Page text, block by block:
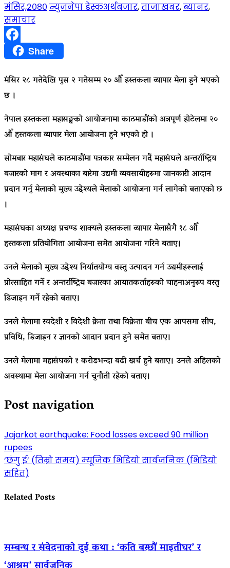
मंसिर,२०८० न्युजनेपा डेस्कअर्थबजार,ताजाखबर,ब्यानर,
समाचार
FacebookShare
मंसिर २८ गतेदेखि पुस २ गतेसम्म २० औँ हस्तकला व्यापार मेला हुने भएको
छ ।
नेपाल हस्तकला महासङ्घको आयोजनामा काठमाडौंको अन्नपूर्ण होटेलमा २०
औँ हस्तकला व्यापार मेला आयोजना हुने भएको हो ।
सोमबार महासंघले काठमाडौंमा पत्रकार सम्मेलन गर्दै महासंघले अन्तर्राष्ट्रिय
बजारको माग र अवस्थाका बारेमा उद्यमी व्यवसायीहरूमा जानकारी आदान
प्रदान गर्नु मेलाको मुख्य उद्देश्यले मेलाको आयोजना गर्न लागेको बताएको छ
।
महासंघका अध्यक्ष प्रचण्ड शाक्यले हस्तकला व्यापार मेलासँगै १८ औँ
हस्तकला प्रतियोगिता आयोजना समेत आयोजना गरिने बताए।
उनले मेलाको मुख्य उद्देश्य निर्यातयोग्य वस्तु उत्पादन गर्न उद्यमीहरूलाई
प्रोत्साहित गर्ने र अन्तर्राष्ट्रिय बजारका आयातकर्ताहरूको चाहनाअनुरूप वस्तु
डिजाइन गर्ने रहेको बताए।
उनले मेलामा स्वदेशी र विदेशी क्रेता तथा विक्रेता बीच एक आपसमा सीप,
प्रविधि, डिजाइन र ज्ञानको आदान प्रदान हुने समेत बताए।
उनले मेलामा महासंघको १ करोडभन्दा बढी खर्च हुने बताए। उनले अहिलको
अवस्थामा मेला आयोजना गर्न चुनौती रहेको बताए।
Post navigation
Jajarkot earthquake: Food losses exceed 90 million
rupees
‘छंगु ई’ (तिम्रो समय) म्यूजिक भिडियो सार्वजनिक (भिडियो
सहित)
Related Posts
सम्बन्ध र संवेदनाको दुई कथा : ‘कति बस्छौं माइतीघर’ र